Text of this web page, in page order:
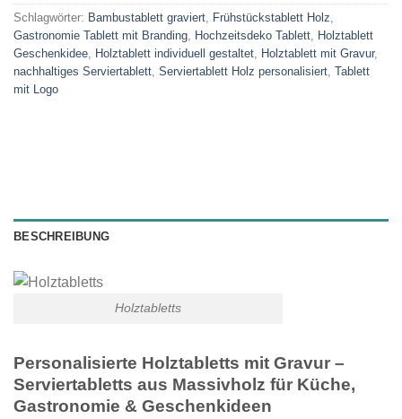
Schlagwörter: Bambustablett graviert, Frühstückstablett Holz,
Gastronomie Tablett mit Branding, Hochzeitsdeko Tablett, Holztablett
Geschenkidee, Holztablett individuell gestaltet, Holztablett mit Gravur,
nachhaltiges Serviertablett, Serviertablett Holz personalisiert, Tablett
mit Logo
BESCHREIBUNG
Holztabletts
Personalisierte Holztabletts mit Gravur –
Serviertabletts aus Massivholz für Küche,
Gastronomie & Geschenkideen